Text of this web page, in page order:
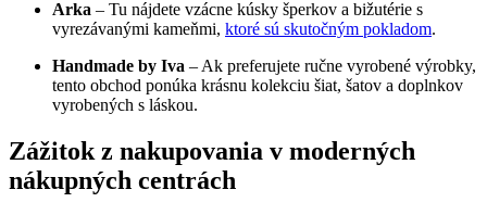
Arka – Tu nájdete vzácne kúsky šperkov a bižutérie s
vyrezávanými kameňmi, ktoré sú skutočným pokladom.
Handmade by Iva – Ak preferujete ručne vyrobené výrobky,
tento obchod ponúka krásnu kolekciu šiat, šatov a doplnkov
vyrobených s láskou.
Zážitok z nakupovania v moderných
nákupných centrách